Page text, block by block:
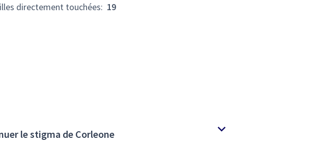
directement touchées: 19
le stigma de Corleone